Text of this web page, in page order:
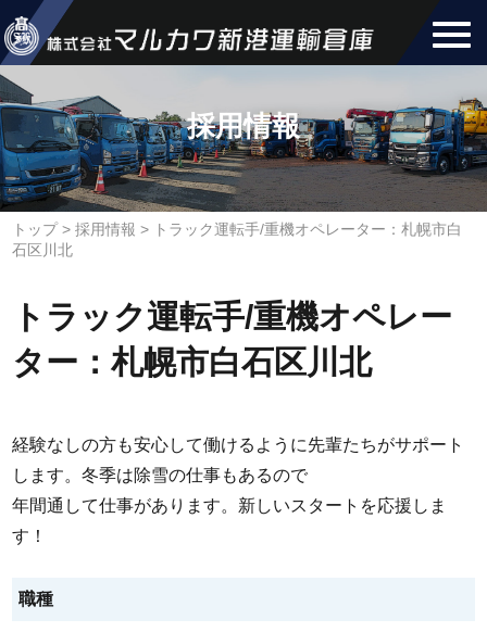
採用情報
トップ >採用情報 >
トラック運転手/重機オペレーター：札幌市白
石区川北
トラック運転手/重機オペレー
ター：札幌市白石区川北
経験なしの方も安心して働けるように先輩たちがサポート
します。冬季は除雪の仕事もあるので
年間通して仕事があります。新しいスタートを応援しま
す！
職種